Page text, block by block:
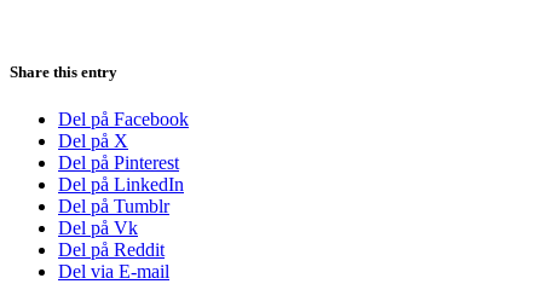
Share this entry
Del på Facebook
Del på X
Del på Pinterest
Del på LinkedIn
Del på Tumblr
Del på Vk
Del på Reddit
Del via E-mail